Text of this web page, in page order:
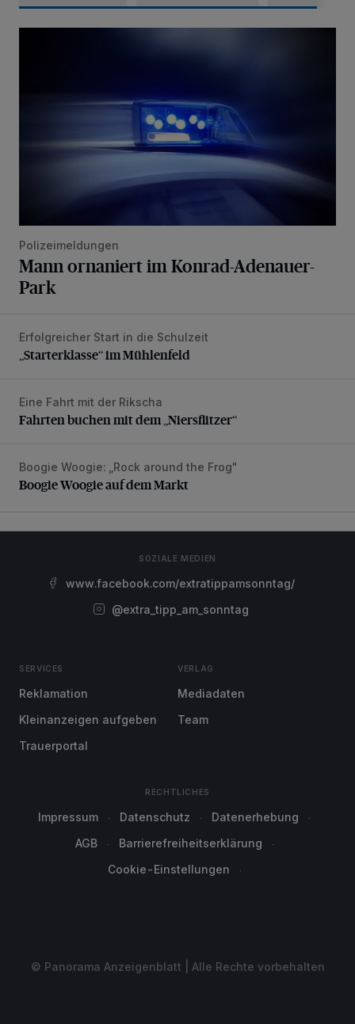
Polizeimeldungen
Mann ornaniert im Konrad-Adenauer-
Park
„Starterklasse“ im Mühlenfeld
Erfolgreicher Start in die Schulzeit
„Starterklasse“ im Mühlenfeld
Fahrten buchen mit dem „Niersflitzer“
Eine Fahrt mit der Rikscha
Fahrten buchen mit dem „Niersflitzer“
Boogie Woogie auf dem Markt
Boogie Woogie: „Rock around the Frog"
Boogie Woogie auf dem Markt
SOZIALE MEDIEN
www.facebook.com/extratippamsonntag/
@extra_tipp_am_sonntag
SERVICES
Reklamation
Kleinanzeigen aufgeben
Trauerportal
VERLAG
Mediadaten
Team
RECHTLICHES
Impressum Datenschutz
Datenerhebung
AGB
Barrierefreiheitserklärung
Cookie-Einstellungen
© Panorama Anzeigenblatt | Alle Rechte vorbehalten